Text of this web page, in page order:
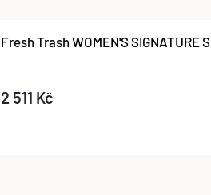
Fresh Trash WOMEN'S SIGNATURE
2 511 Kč